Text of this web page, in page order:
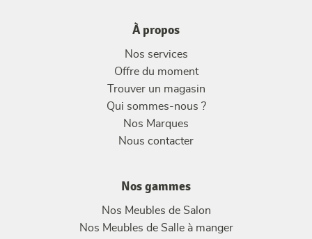
À propos
Nos services
Offre du moment
Trouver un magasin
Qui sommes-nous ?
Nos Marques
Nous contacter
Nos gammes
Nos Meubles de Salon
Nos Meubles de Salle à manger